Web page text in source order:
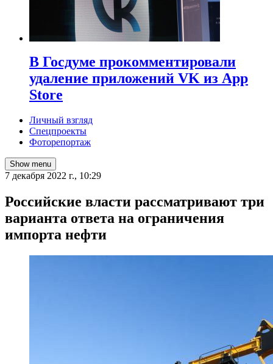
В Госдуме прокомментировали
удаление приложений VK из App
Store
Личный взгляд
Спецпроекты
Фоторепортаж
Show menu
7 декабря 2022 г., 10:29
Российские власти рассматривают три
варианта ответа на ограничения
импорта нефти